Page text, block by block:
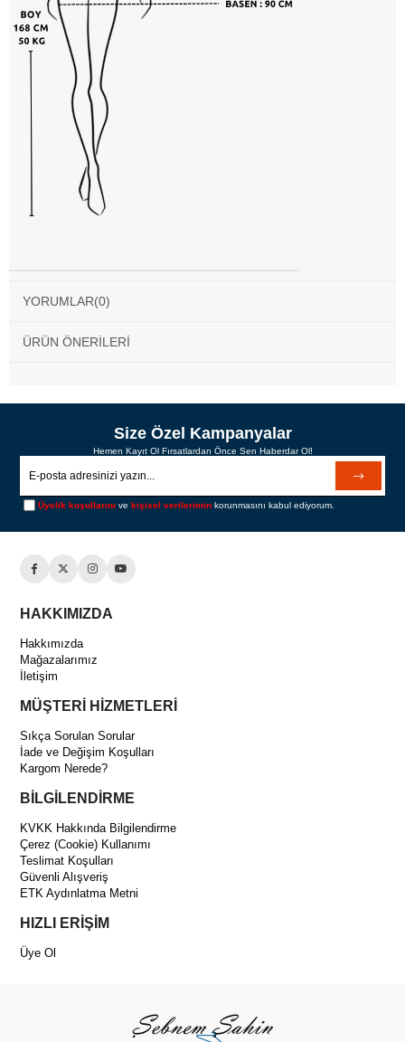
YORUMLAR(0)
ÜRÜN ÖNERILERI
Size Özel Kampanyalar
Hemen Kayıt Ol Fırsatlardan Önce Sen Haberdar Ol!
Üyelik koşullarını vekişisel verilerimin korunmasını kabul ediyorum.
HAKKIMIZDA
Hakkımızda
Mağazalarımız
İletişim
MÜŞTERİ HİZMETLERİ
Sıkça Sorulan Sorular
İade ve Değişim Koşulları
Kargom Nerede?
BİLGİLENDİRME
KVKK Hakkında Bilgilendirme
Çerez (Cookie) Kullanımı
Teslimat Koşulları
Güvenli Alışveriş
ETK Aydınlatma Metni
HIZLI ERİŞİM
Üye Ol